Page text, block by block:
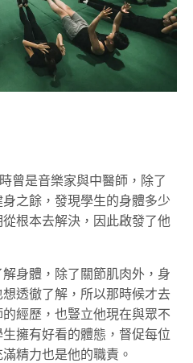
曾是音樂家與中醫師，除了
之餘，發現學生的身體多少
根本去解決，因此啟發了他
解身體，除了關節肌肉外，身
透徹了解，所以那時候才去
經歷，也豎立他現在與眾不
擁有好看的體態，督促每位
精力也是他的職責。